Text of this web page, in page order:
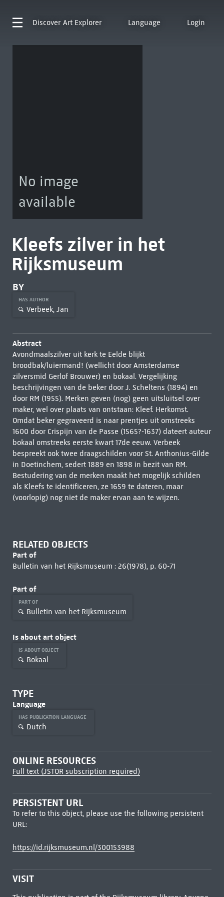
Discover Art Explorer Language Login
No image
available
Kleefs zilver in het
Rijksmuseum
BY
HAS AUTHOR
Verbeek, Jan
Abstract
Avondmaalszilver uit kerk te Eelde blijkt
broodbak/luiermand! (wellicht door Amsterdamse
zilversmid Gerlof Brouwer) en bokaal. Vergelijking
beschrijvingen van de beker door J. Scheltens (1894) en
door RM (1955). Merken geven (nog) geen uitsluitsel over
maker, wel over plaats van ontstaan: Kleef. Herkomst.
Omdat beker gegraveerd is naar prentjes uit omstreeks
1600 door Crispijn van de Passe (1565?-1637) dateert auteur
bokaal omstreeks eerste kwart 17de eeuw. Verbeek
bespreekt ook twee draagschilden voor St. Anthonius-Gilde
in Doetinchem, sedert 1889 en 1898 in bezit van RM.
Bestudering van de merken maakt het mogelijk schilden
als Kleefs te identificeren, ze 1659 te dateren, maar
(voorlopig) nog niet de maker ervan aan te wijzen.
RELATED OBJECTS
Part of
Bulletin van het Rijksmuseum : 26(1978), p. 60-71
Part of
PART OF
Bulletin van het Rijksmuseum
Is about art object
IS ABOUT OBJECT
Bokaal
TYPE
Language
HAS PUBLICATION LANGUAGE
Dutch
ONLINE RESOURCES
Full text (JSTOR subscription required)
PERSISTENT URL
To refer to this object, please use the following persistent
URL:
https://id.rijksmuseum.nl/300153988
VISIT